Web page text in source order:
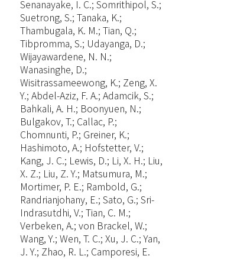
Senanayake, I. C.; Somrithipol, S.;
Suetrong, S.; Tanaka, K.;
Thambugala, K. M.; Tian, Q.;
Tibpromma, S.; Udayanga, D.;
Wijayawardene, N. N.;
Wanasinghe, D.;
Wisitrassameewong, K.; Zeng, X.
Y.; Abdel-Aziz, F. A.; Adamcik, S.;
Bahkali, A. H.; Boonyuen, N.;
Bulgakov, T.; Callac, P.;
Chomnunti, P.; Greiner, K.;
Hashimoto, A.; Hofstetter, V.;
Kang, J. C.; Lewis, D.; Li, X. H.; Liu,
X. Z.; Liu, Z. Y.; Matsumura, M.;
Mortimer, P. E.; Rambold, G.;
Randrianjohany, E.; Sato, G.; Sri-
Indrasutdhi, V.; Tian, C. M.;
Verbeken, A.; von Brackel, W.;
Wang, Y.; Wen, T. C.; Xu, J. C.; Yan,
J. Y.; Zhao, R. L.; Camporesi, E.